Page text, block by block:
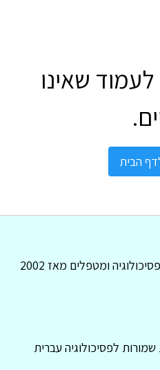
שאינו
הבית
ומטפלים מאז 2002